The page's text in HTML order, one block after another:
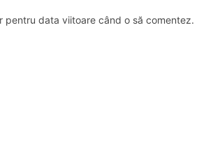
pentru data viitoare când o să comentez.